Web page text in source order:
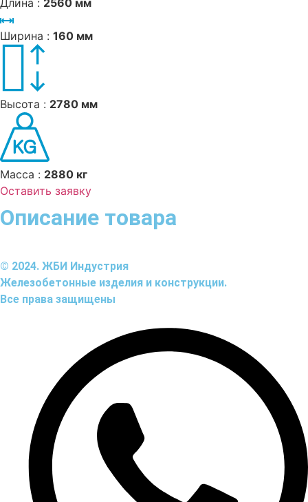
Ширина : 160 мм
Высота : 2780 мм
Масса : 2880 кг
Оставить заявку
Описание товара
© 2024. ЖБИ Индустрия
Железобетонные изделия и конструкции.
Все права защищены